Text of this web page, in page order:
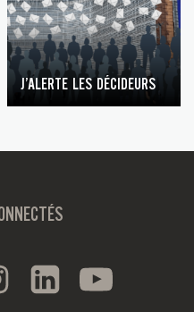
J’ALERTE LES DÉCIDEURS